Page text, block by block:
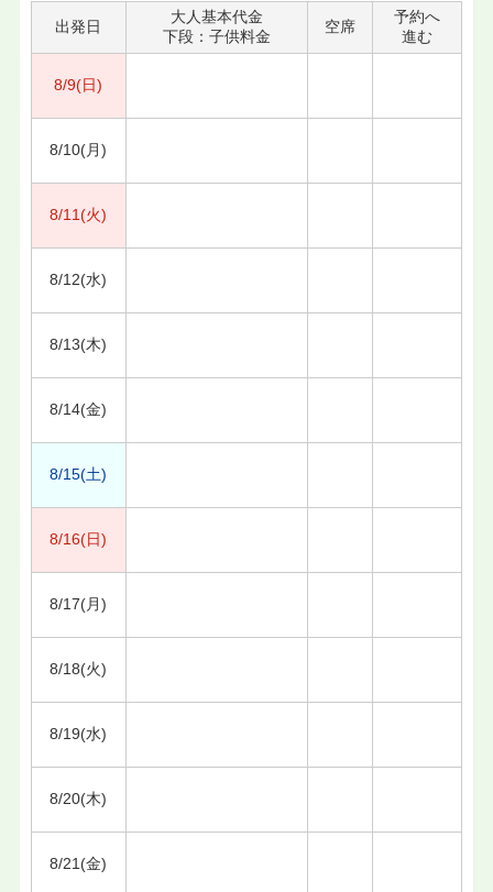
出発日
大人基本代金
下段：子供料金
空席
予約へ
進む
8/9(日)
8/10(月)
8/11(火)
8/12(水)
8/13(木)
8/14(金)
8/15(土)
8/16(日)
8/17(月)
8/18(火)
8/19(水)
8/20(木)
8/21(金)